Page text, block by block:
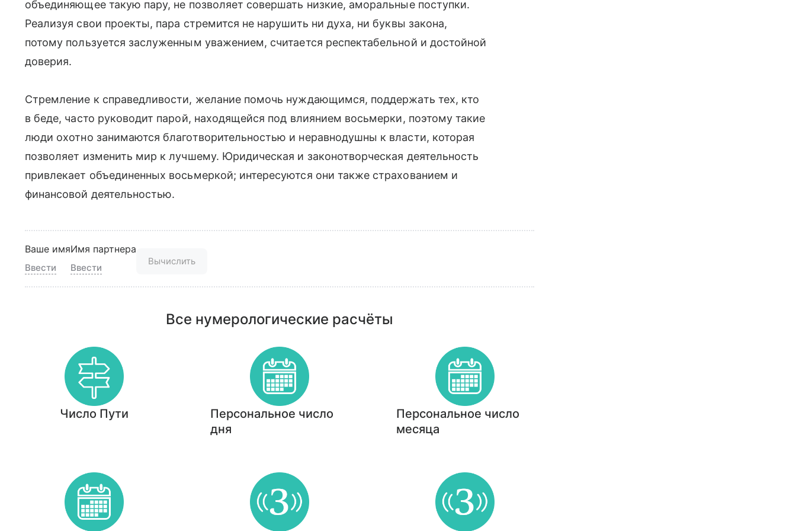
объединяющее такую пару, не позволяет совершать низкие, аморальные поступки.
Реализуя свои проекты, пара стремится не нарушить ни духа, ни буквы закона,
потому пользуется заслуженным уважением, считается респектабельной и достойной
доверия.
Стремление к справедливости, желание помочь нуждающимся, поддержать тех, кто
в беде, часто руководит парой, находящейся под влиянием восьмерки, поэтому такие
люди охотно занимаются благотворительностью и неравнодушны к власти, которая
позволяет изменить мир к лучшему. Юридическая и законотворческая деятельность
привлекает объединенных восьмеркой; интересуются они также страхованием и
финансовой деятельностью.
Ваше имя
Ввести
Имя партнера
Ввести
Вычислить
Все нумерологические расчёты
Число Пути
Персональное число
дня
Персональное число
месяца